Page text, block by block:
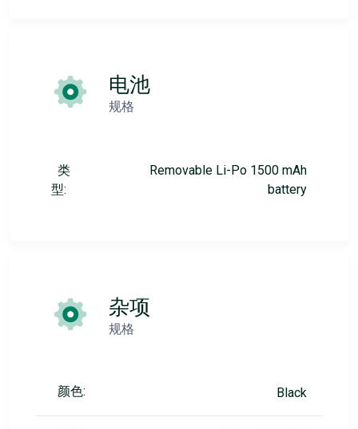
电池
规格
类
型:
Removable Li-Po 1500 mAh
battery
杂项
规格
颜色: Black